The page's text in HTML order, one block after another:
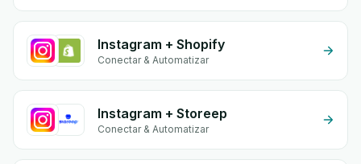
Instagram + Shopify
Conectar & Automatizar
Instagram + Storeep
Conectar & Automatizar